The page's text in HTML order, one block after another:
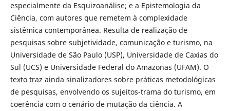
especialmente da Esquizoanálise; e a Epistemologia da
Ciência, com autores que remetem à complexidade
sistêmica contemporânea. Resulta de realização de
pesquisas sobre subjetividade, comunicação e turismo, na
Universidade de São Paulo (USP), Universidade de Caxias do
Sul (UCS) e Universidade Federal do Amazonas (UFAM). O
texto traz ainda sinalizadores sobre práticas metodológicas
de pesquisas, envolvendo os sujeitos-trama do turismo, em
coerência com o cenário de mutação da ciência. A